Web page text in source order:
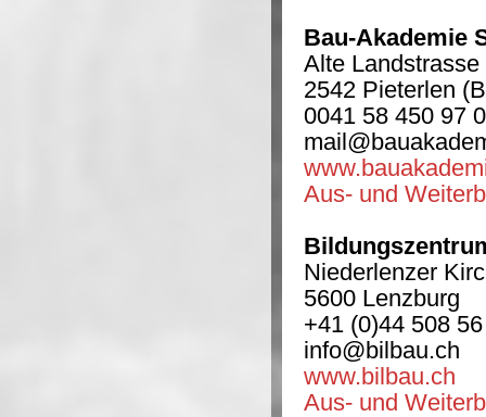
Bau-Akademie
Alte Landstrasse
2542 Pieterlen
0041 58 450 97
Aus- und
Niederlenzer
5600 Lenzburg
+41 (0)44 508
info@bilbau.ch
www.bilbau.ch
Aus- und